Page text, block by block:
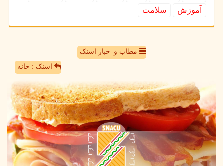
آموزش
سلامت
مطاب و اخبار اسنک
اسنک : خانه